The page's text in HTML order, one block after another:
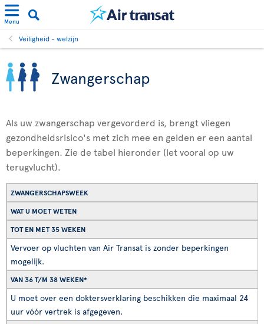
Menu
Veiligheid - welzijn
Zwangerschap
Als uw zwangerschap vergevorderd is, brengt vliegen
gezondheidsrisico's met zich mee en gelden er een aantal
beperkingen. Zie de tabel hieronder (let vooral op uw
terugvlucht).
ZWANGERSCHAPSWEEK
WAT U MOET WETEN
TOT EN MET 35 WEKEN
Vervoer op vluchten van Air Transat is zonder beperkingen
mogelijk.
VAN 36 T/M 38 WEKEN*
U moet over een doktersverklaring beschikken die maximaal 24
uur vóór vertrek is afgegeven.